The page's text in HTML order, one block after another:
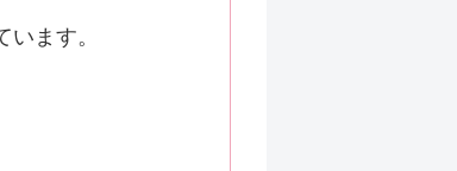
ます。